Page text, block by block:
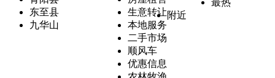
东至县
九华山
生意转让
本地服务
二手市场
顺风车
优惠信息
附近